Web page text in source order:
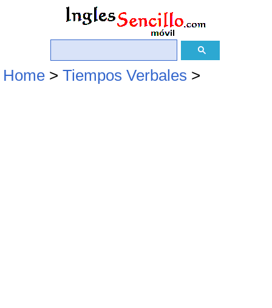
Home > Tiempos Verbales >